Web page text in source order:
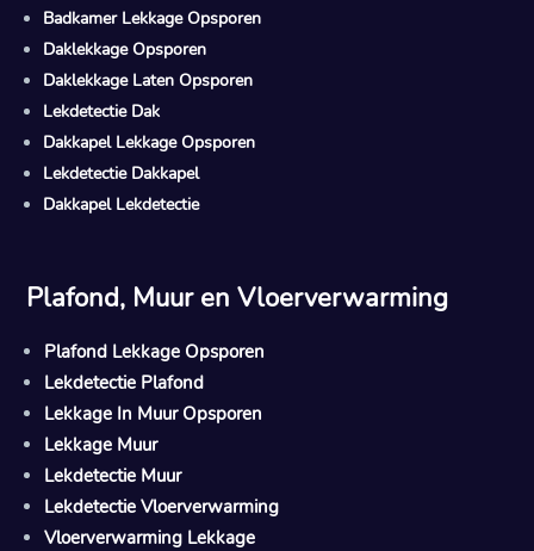
Badkamer Lekkage Opsporen
Daklekkage Opsporen
Daklekkage Laten Opsporen
Lekdetectie Dak
Dakkapel Lekkage Opsporen
Lekdetectie Dakkapel
Dakkapel Lekdetectie
Plafond, Muur en Vloerverwarming
Plafond Lekkage Opsporen
Lekdetectie Plafond
Lekkage In Muur Opsporen
Lekkage Muur
Lekdetectie Muur
Lekdetectie Vloerverwarming
Vloerverwarming Lekkage